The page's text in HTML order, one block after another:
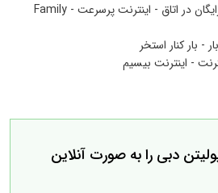
در اتاق - اینترنت پرسرعت -
Family
بار - بار کنار استخر
- اینترنت بیسیم
دبی را به صورت آنلاین